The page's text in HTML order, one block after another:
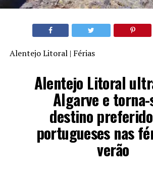
Alentejo Litoral | Férias
Alentejo Litoral
Algarve e torna-
destino
portugueses nas
verão